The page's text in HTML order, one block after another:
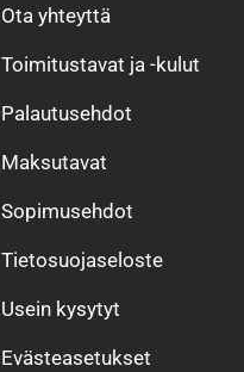
Ota yhteyttä
Toimitustavat ja -kulut
Palautusehdot
Maksutavat
Sopimusehdot
Tietosuojaseloste
Usein kysytyt
Evästeasetukset